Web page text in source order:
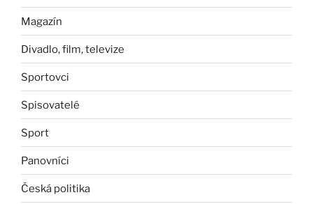
Magazín
Divadlo, film, televize
Sportovci
Spisovatelé
Sport
Panovníci
Česká politika